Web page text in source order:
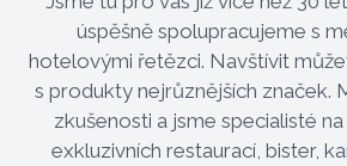
úspěšně spolupracujeme s
hotelovými řetězci. Navštívit
s produkty nejrůznějších značek.
zkušenosti a jsme specialisté
exkluzivních restaurací, bister,